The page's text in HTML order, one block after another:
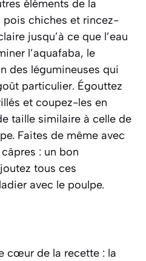
éléments de la
pois chiches et rincez-
jusqu’à ce que l’eau
l’aquafaba, le
des légumineuses qui
particulier. Égouttez
et coupez-les en
taille similaire à celle de
Faites de même avec
: un bon
tous ces
avec le poulpe.
cœur de la recette : la